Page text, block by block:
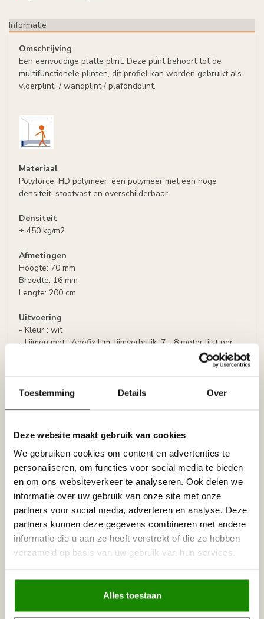
Toestemming Details Over
Deze website maakt gebruik van cookies
We gebruiken cookies om content en advertenties te
personaliseren, om functies voor social media te bieden
en om ons websiteverkeer te analyseren. Ook delen we
informatie over uw gebruik van onze site met onze
partners voor social media, adverteren en analyse. Deze
partners kunnen deze gegevens combineren met andere
informatie die u aan ze heeft verstrekt of die ze hebben
verzameld op basis van uw gebruik van hun services.
Alles toestaan
Informatie
Omschrijving
Een eenvoudige platte plint. Deze plint behoort tot de
multifunctionele plinten, dit profiel kan worden gebruikt als
vloerplint / wandplint / plafondplint.
Materiaal
Polyforce: HD polymeer, een polymeer met een hoge
densiteit, stootvast en overschilderbaar.
Densiteit
± 450 kg/m2
Afmetingen
Hoogte: 70 mm
Breedte: 16 mm
Lengte: 200 cm
Uitvoering
- Kleur : wit
- Lijmen met : Adefix lijm, lijmverbruik: 7 - 8 meter lijst per
Leverancier
Reviews
Tags
Gerelateerde producten
NMC
NMC Adefix lijmkoker 310 ml
Op voorraad
Recent bekeken